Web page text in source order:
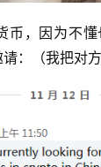
币，因为不
：（我把对